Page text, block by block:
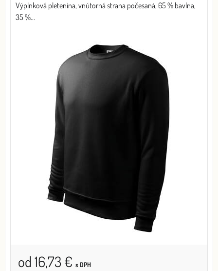
Výplnková pletenina, vnútorná strana počesaná, 65 % bavlna,
35 %...
od 16,73 € s DPH